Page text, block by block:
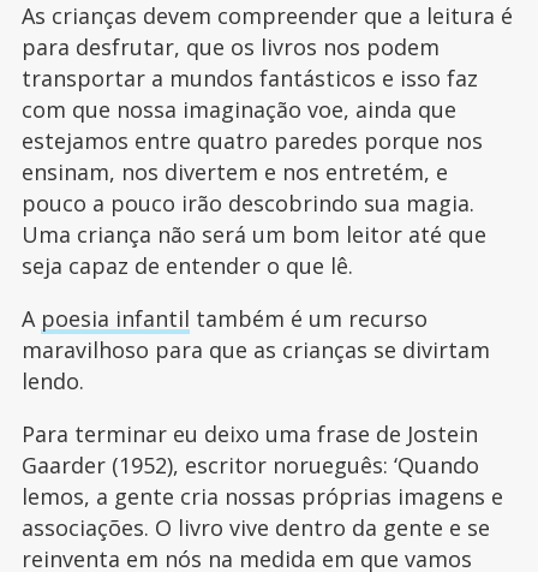
As crianças devem compreender que a leitura é
para desfrutar, que os livros nos podem
transportar a mundos fantásticos e isso faz
com que nossa imaginação voe, ainda que
estejamos entre quatro paredes porque nos
ensinam, nos divertem e nos entretém, e
pouco a pouco irão descobrindo sua magia.
Uma criança não será um bom leitor até que
seja capaz de entender o que lê.
A poesia infantil também é um recurso
maravilhoso para que as crianças se divirtam
lendo.
Para terminar eu deixo uma frase de Jostein
Gaarder (1952), escritor norueguês: ‘Quando
lemos, a gente cria nossas próprias imagens e
associações. O livro vive dentro da gente e se
reinventa em nós na medida em que vamos